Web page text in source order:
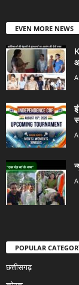
EVEN MORE NEWS
POPULAR
छत्तीसगढ़